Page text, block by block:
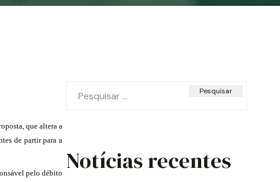
que altera a
de partir para a
pelo débito
por:
Notícias recentes